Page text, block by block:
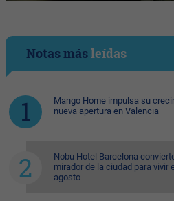
Notas másleídas
Mango Home impulsa su
nueva apertura en Valencia
Nobu Hotel Barcelona
mirador de la ciudad para vivir
agosto